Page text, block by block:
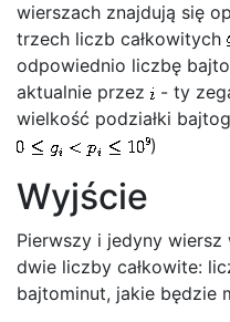
wierszach znajdują się
trzech liczb całkowitych
odpowiednio liczbę
aktualnie przez
- ty
wielkość podziałki
)
Wyjście
Pierwszy i jedyny
dwie liczby całkowite:
bajtominut, jakie będzie